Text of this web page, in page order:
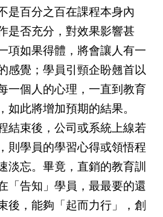
是百分之百在課程本身內
是否充分，對效果影響甚
項如果得體，將會讓人有一
感覺；學員引頸企盼翹首以
一個人的心理，一直到教育
如此將增加預期的結果。
結束後，公司或系統上線若
則學員的學習心得或領悟程
淡忘。畢竟，直銷的教育訓
「告知」學員，最最要的還
後，能夠「起而力行」，創